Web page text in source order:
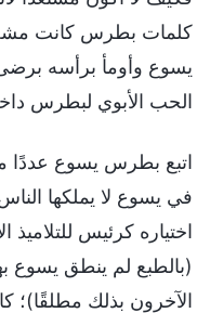
كلمات بطرس كانت
يسوع وأومأ برأسه
الحب الأبوي لبطرس
اتبع بطرس يسوع عددًا
في يسوع لا يملكها
اختياره كرئيس
(بالطبع لم ينطق يسوع
الآخرون بذلك